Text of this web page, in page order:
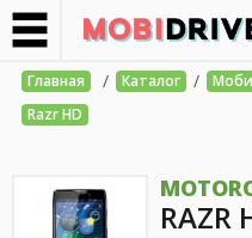
Главная / Каталог /
Razr HD
RAZR